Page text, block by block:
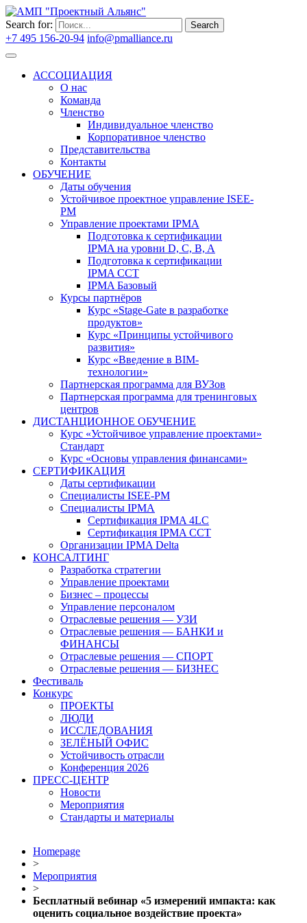
Search for: Search
+7 495 156-20-94 info@pmalliance.ru
АССОЦИАЦИЯ
О нас
Команда
Членство
Индивидуальное членство
Корпоративное членство
Представительства
Контакты
ОБУЧЕНИЕ
Даты обучения
Устойчивое проектное управление ISEE-
PM
Управление проектами IPMA
Подготовка к сертификации
IPMA на уровни D, C, B, A
Подготовка к сертификации
IPMA CCT
IPMA Базовый
Курсы партнёров
Курс «Stage-Gate в разработке
продуктов»
Курс «Принципы устойчивого
развития»
Курс «Введение в BIM-
технологии»
Партнерская программа для ВУЗов
Партнерская программа для тренинговых
центров
ДИСТАНЦИОННОЕ ОБУЧЕНИЕ
Курс «Устойчивое управление проектами»
Стандарт
Курс «Основы управления финансами»
СЕРТИФИКАЦИЯ
Даты сертификации
Специалисты ISEE-PM
Специалисты IPMA
Сертификация IPMA 4LC
Сертификация IPMA CCT
Организации IPMA Delta
КОНСАЛТИНГ
Разработка стратегии
Управление проектами
Бизнес – процессы
Управление персоналом
Отраслевые решения — УЗИ
Отраслевые решения — БАНКИ и
ФИНАНСЫ
Отраслевые решения — СПОРТ
Отраслевые решения — БИЗНЕС
Фестиваль
Конкурс
ПРОЕКТЫ
ЛЮДИ
ИССЛЕДОВАНИЯ
ЗЕЛЁНЫЙ ОФИС
Устойчивость отрасли
Конференция 2026
ПРЕСС-ЦЕНТР
Новости
Мероприятия
Стандарты и материалы
Homepage
>
Мероприятия
>
Бесплатный вебинар «5 измерений импакта: как
оценить социальное воздействие проекта»